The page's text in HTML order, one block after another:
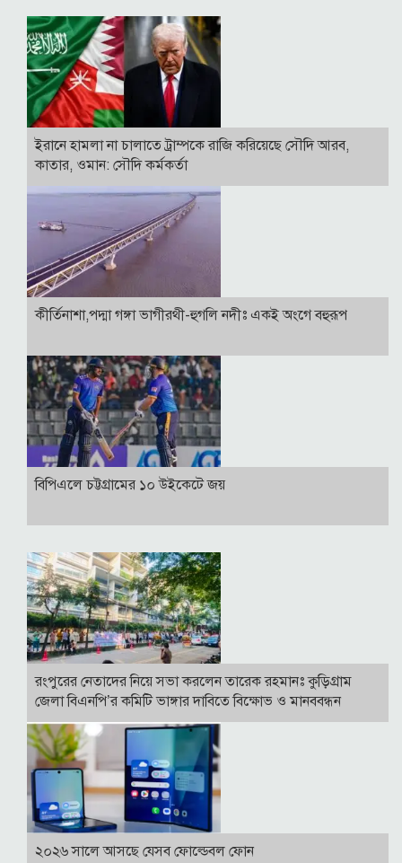
ইরানে হামলা না চালাতে ট্রাম্পকে রাজি করিয়েছে সৌদি আরব,
কাতার, ওমান: সৌদি কর্মকর্তা
কীর্তিনাশা,পদ্মা গঙ্গা ভাগীরথী-হুগলি নদীঃ একই অংগে বহুরূপ
বিপিএলে চট্টগ্রামের ১০ উইকেটে জয়
রংপুরের নেতাদের নিয়ে সভা করলেন তারেক রহমানঃ কুড়িগ্রাম
জেলা বিএনপি’র কমিটি ভাঙ্গার দাবিতে বিক্ষোভ ও মানববন্ধন
২০২৬ সালে আসছে যেসব ফোল্ডেবল ফোন